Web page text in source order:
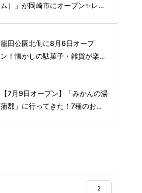
ム）」が岡崎市にオープン✨レト
籠田公園北側に8月6日オープ
ン！懐かしの駄菓子・雑貨が楽し
【7月9日オープン】「みかんの湯
蒲郡」に行ってきた！7種のお風
2